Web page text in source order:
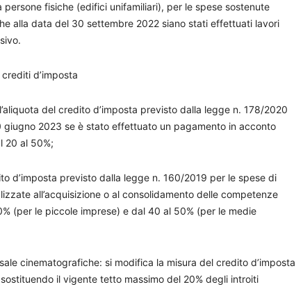
fisiche (edifici unifamiliari), per le spese sostenute
alla data del 30 settembre 2022 siano stati effettuati lavori
d’imposta
del credito d’imposta previsto dalla legge n. 178/2020
2023 se è stato effettuato un pagamento in acconto
20 al 50%;
d’imposta previsto dalla legge n. 160/2019 per le spese di
all’acquisizione o al consolidamento delle competenze
(per le piccole imprese) e dal 40 al 50% (per le medie
cinematografiche: si modifica la misura del credito d’imposta
il vigente tetto massimo del 20% degli introiti